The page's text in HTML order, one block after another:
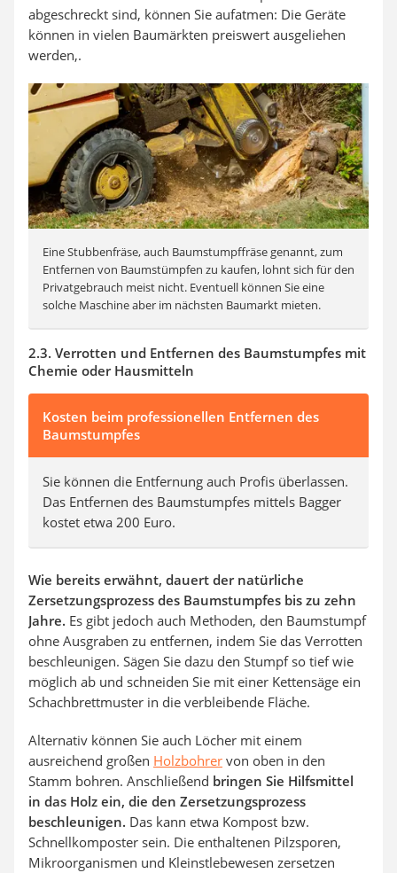
abgeschreckt sind, können Sie aufatmen: Die Geräte
können in vielen Baumärkten preiswert ausgeliehen
werden,.
Eine Stubbenfräse, auch Baumstumpffräse genannt, zum
Entfernen von Baumstümpfen zu kaufen, lohnt sich für den
Privatgebrauch meist nicht. Eventuell können Sie eine
solche Maschine aber im nächsten Baumarkt mieten.
2.3. Verrotten und Entfernen des Baumstumpfes mit
Chemie oder Hausmitteln
Kosten beim professionellen Entfernen des
Baumstumpfes
Sie können die Entfernung auch Profis überlassen.
Das Entfernen des Baumstumpfes mittels Bagger
kostet etwa 200 Euro.
Wie bereits erwähnt, dauert der natürliche
Zersetzungsprozess des Baumstumpfes bis zu zehn
Jahre. Es gibt jedoch auch Methoden, den Baumstumpf
ohne Ausgraben zu entfernen, indem Sie das Verrotten
beschleunigen. Sägen Sie dazu den Stumpf so tief wie
möglich ab und schneiden Sie mit einer Kettensäge ein
Schachbrettmuster in die verbleibende Fläche.
Alternativ können Sie auch Löcher mit einem
ausreichend großen Holzbohrer von oben in den
Stamm bohren. Anschließend bringen Sie Hilfsmittel
in das Holz ein, die den Zersetzungsprozess
beschleunigen. Das kann etwa Kompost bzw.
Schnellkomposter sein. Die enthaltenen Pilzsporen,
Mikroorganismen und Kleinstlebewesen zersetzen